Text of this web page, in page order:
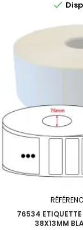
NonDiamètre du
par carton : 10
stock. Consultez-

76534 ETIQUETTE
38X13MM